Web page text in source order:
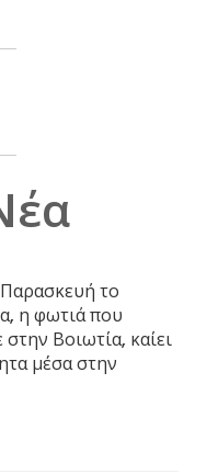
το
η φωτιά που
στην Βοιωτία, καίει
μέσα στην